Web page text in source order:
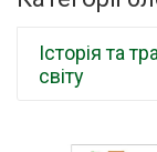
Історія та
світу